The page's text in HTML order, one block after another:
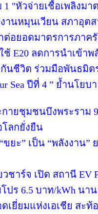
"หัวจ่ายเชื้อเพลิงม
านหมุนเวียน สภาอุตส
ต่อยอดมาตรการภาค
E20 ลดการนำเข้าพ
นชีวิต ร่วมมือพันธมิ
Sea ปีที่ 4 ” ย้ำนโยบ
กายชุมชนบึงพระรา
โลกยั่งยืน
ขยะ” เป็น “พลังงา
ชาร์จ เปิด สถานี EV
ปร 6.5 บาท/kWh นา
เยี่ยมแห่งเอเชีย สะ